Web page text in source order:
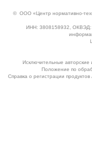
© ООО «Центр нормативно-
ИНН: 3808158932, ОКВЭД:
Исключительные
Положение по
Справка о регистрации